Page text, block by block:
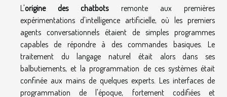
L'origine des chatbotsremonte aux premières
expérimentations d'intelligence artificielle, où les premiers
agents conversationnels étaient de simples programmes
capables de répondre à des commandes basiques. Le
traitement du langage naturel était alors dans ses
balbutiements, et la programmation de ces systèmes était
confinée aux mains de quelques experts. Les interfaces de
programmation de l'époque, fortement codifiées et